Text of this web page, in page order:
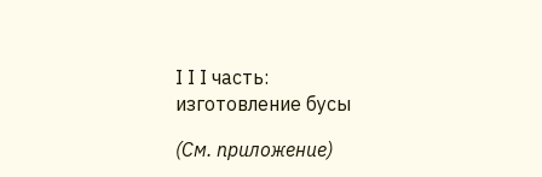
I I I часть:
изготовление бусы
(См. приложение)